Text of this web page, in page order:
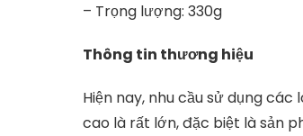
– Trọng lượng: 330g
Thông tin thương hiệu
Hiện nay, nhu cầu sử dụng
cao là rất lớn, đặc biệt là sản